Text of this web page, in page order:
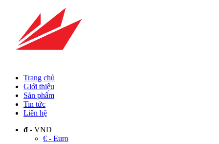
Trang chủ
Giới thiệu
Sản phẩm
Tin tức
Liên hệ
đ - VND
€ - Euro